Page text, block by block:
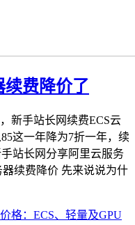
续费降价了
新手站长网续费ECS云
这一年降为7折一年，续
站长网分享阿里云服务
续费降价 先来说说为什
格：ECS、轻量及GPU